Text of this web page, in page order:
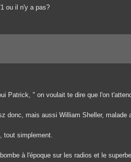
ou il n'y a pas?
Patrick, " on voulait te dire que l'on
donc, mais aussi William Sheller, malade
tout simplement.
à l'époque sur les radios et le